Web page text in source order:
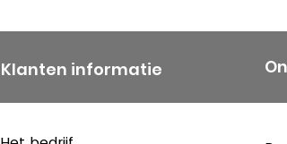
Klanten informatie